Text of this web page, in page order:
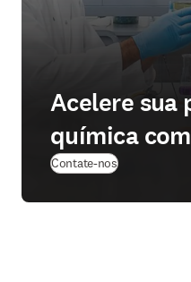
Acelere sua
química
Contate-nos